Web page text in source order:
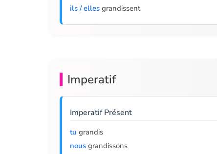
ils / elles grandissent
Imperatif
Imperatif Présent
tu grandis
nous grandissons